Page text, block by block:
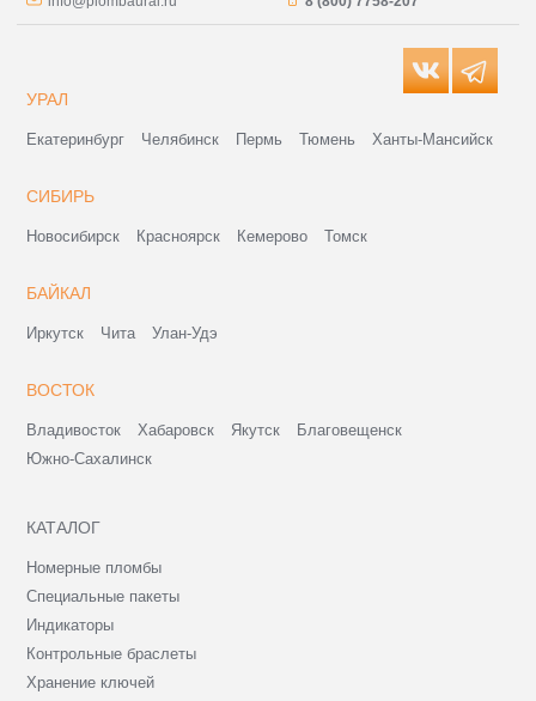
УРАЛ
Екатеринбург Челябинск Пермь Тюмень Ханты-Мансийск
СИБИРЬ
Новосибирск Красноярск Кемерово Томск
БАЙКАЛ
Иркутск Чита Улан-Удэ
ВОСТОК
Владивосток Хабаровск Якутск
Благовещенск
Южно-Сахалинск
КАТАЛОГ
Номерные пломбы
Специальные пакеты
Индикаторы
Контрольные браслеты
Хранение ключей